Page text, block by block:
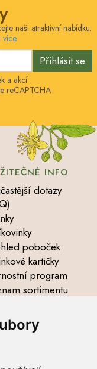
naši atraktivní nabídku.
více
Přihlásit se
a akcí
reCAPTCHA
INFO
dotazy
poboček
kartičky
program
sortimentu